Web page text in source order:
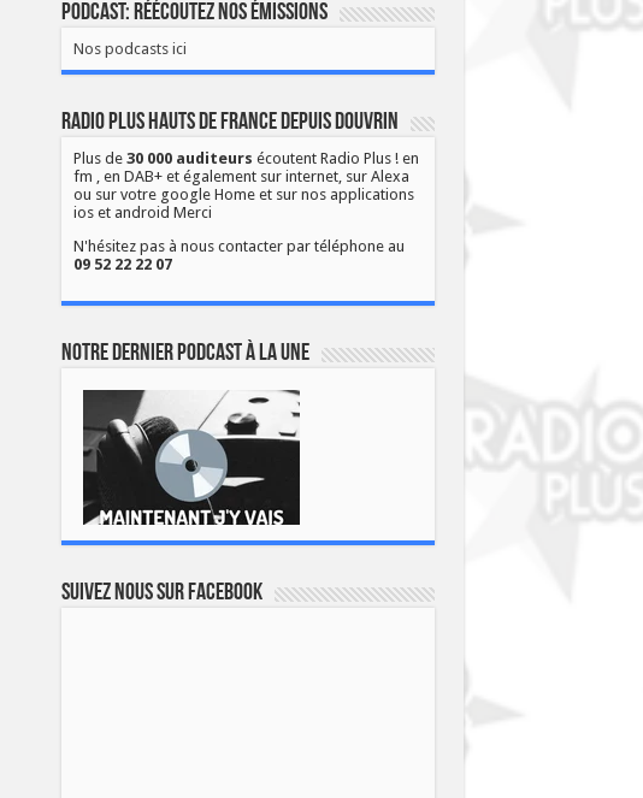
Podcast: Réécoutez nos émissions
Nos podcasts ici
Radio Plus Hauts de France depuis Douvrin
Plus de 30 000 auditeurs écoutent Radio Plus ! en
fm , en DAB+ et également sur internet, sur Alexa
ou sur votre google Home et sur nos applications
ios et android Merci
N'hésitez pas à nous contacter par téléphone au
09 52 22 22 07
Notre dernier podcast à la une
Suivez nous sur Facebook